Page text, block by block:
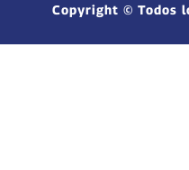
Copyright © Todos